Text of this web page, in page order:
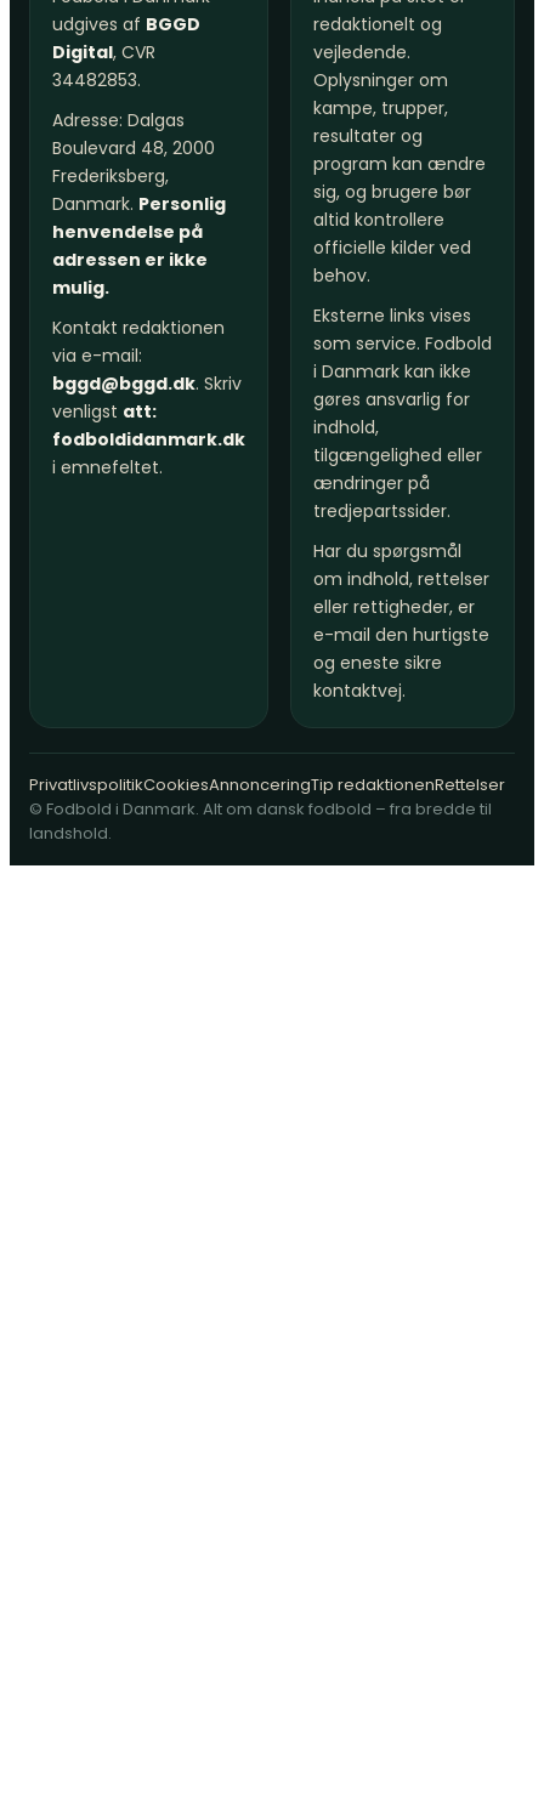
udgives af BGGD
Digital, CVR
34482853.
Adresse: Dalgas
Boulevard 48, 2000
Frederiksberg,
Danmark. Personlig
henvendelse på
adressen er ikke
mulig.
Kontakt redaktionen
via e-mail:
bggd@bggd.dk. Skriv
venligst att:
fodboldidanmark.dk
i emnefeltet.
redaktionelt og
vejledende.
Oplysninger om
kampe, trupper,
resultater og
program kan ændre
sig, og brugere bør
altid kontrollere
officielle kilder ved
behov.
Eksterne links vises
som service. Fodbold
i Danmark kan ikke
gøres ansvarlig for
indhold,
tilgængelighed eller
ændringer på
tredjepartssider.
Har du spørgsmål
om indhold, rettelser
eller rettigheder, er
e-mail den hurtigste
og eneste sikre
kontaktvej.
PrivatlivspolitikCookiesAnnonceringTip redaktionenRettelser
© Fodbold i Danmark. Alt om dansk fodbold – fra bredde til
landshold.